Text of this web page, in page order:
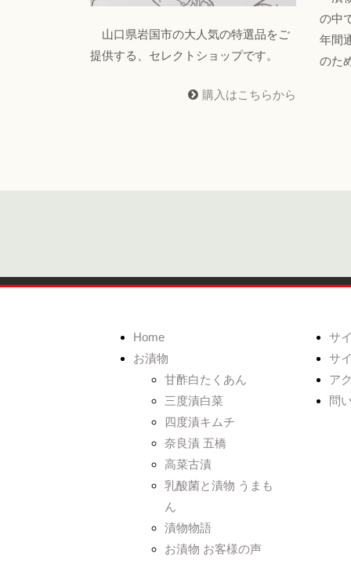
山口県岩国市の大人気の特選品をご
提供する、セレクトショップです。
購入はこちらから
の中
年間
のた
Home
お漬物
甘酢白たくあん
三度漬白菜
四度漬キムチ
奈良漬 五橋
高菜古漬
乳酸菌と漬物 うまも
ん
漬物物語
お漬物 お客様の声
サ
サ
ア
問